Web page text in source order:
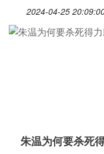
2024-04-25
朱温为何要杀死